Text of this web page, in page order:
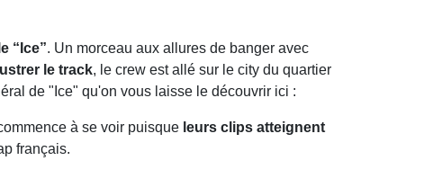
“Ice”. Un morceau aux allures de banger avec
le track, le crew est allé sur le city du quartier
de "Ice" qu'on vous laisse le découvrir ici :
à se voir puisque leurs clips atteignent
français.